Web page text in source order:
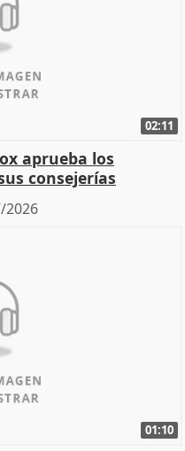
02:11
aprueba los
consejerías
2026
01:10